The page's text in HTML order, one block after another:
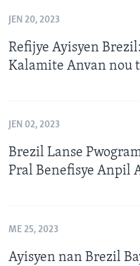
JEN 20, 2023
Refijye Ayisyen
Kalamite Anvan nou
JEN 02, 2023
Brezil Lanse
Pral Benefisye Anpil
ME 25, 2023
Ayisyen nan Brezil